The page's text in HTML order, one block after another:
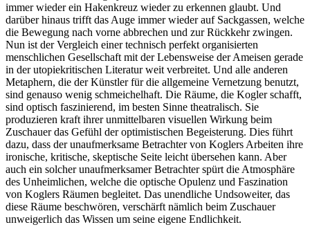
immer wieder ein Hakenkreuz wieder zu erkennen glaubt. Und
darüber hinaus trifft das Auge immer wieder auf Sackgassen, welche
die Bewegung nach vorne abbrechen und zur Rückkehr zwingen.
Nun ist der Vergleich einer technisch perfekt organisierten
menschlichen Gesellschaft mit der Lebensweise der Ameisen gerade
in der utopiekritischen Literatur weit verbreitet. Und alle anderen
Metaphern, die der Künstler für die allgemeine Vernetzung benutzt,
sind genauso wenig schmeichelhaft. Die Räume, die Kogler schafft,
sind optisch faszinierend, im besten Sinne theatralisch. Sie
produzieren kraft ihrer unmittelbaren visuellen Wirkung beim
Zuschauer das Gefühl der optimistischen Begeisterung. Dies führt
dazu, dass der unaufmerksame Betrachter von Koglers Arbeiten ihre
ironische, kritische, skeptische Seite leicht übersehen kann. Aber
auch ein solcher unaufmerksamer Betrachter spürt die Atmosphäre
des Unheimlichen, welche die optische Opulenz und Faszination
von Koglers Räumen begleitet. Das unendliche Undsoweiter, das
diese Räume beschwören, verschärft nämlich beim Zuschauer
unweigerlich das Wissen um seine eigene Endlichkeit.